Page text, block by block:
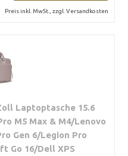
Preis inkl. MwSt., zzgl. Versandkosten
Laptoptasche 15.6
M5 Max & M4/Lenovo
Gen 6/Legion Pro
Go 16/Dell XPS